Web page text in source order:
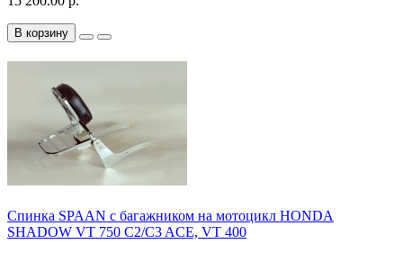
В корзину
Спинка SPAAN с багажником на мотоцикл HONDA
SHADOW VT 750 C2/C3 ACE, VT 400